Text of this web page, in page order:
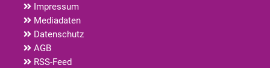
Impressum
Mediadaten
Datenschutz
AGB
RSS-Feed